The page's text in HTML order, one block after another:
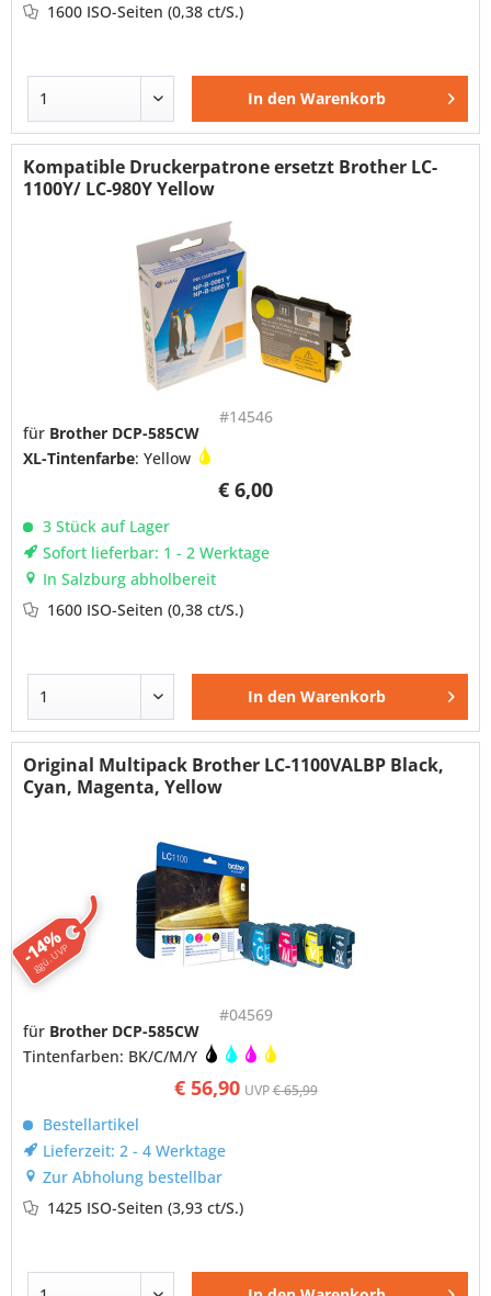
1600 ISO-Seiten(0,38 ct/S.)
In den Warenkorb
Kompatible Druckerpatrone ersetzt Brother LC-
1100Y/ LC-980Y Yellow
#14546
€ 6,00
für Brother DCP-585CW
XL-Tintenfarbe: Yellow
3 Stück auf Lager
Sofort lieferbar: 1 - 2 Werktage
In Salzburg abholbereit
1600 ISO-Seiten(0,38 ct/S.)
In den Warenkorb
-14%
ggü. UVP
Original Multipack Brother LC-1100VALBP Black,
Cyan, Magenta, Yellow
#04569
€ 56,90 UVP€ 65,99
für Brother DCP-585CW
Tintenfarben: BK/C/M/Y
Bestellartikel
Lieferzeit: 2 - 4 Werktage
Zur Abholung bestellbar
1425 ISO-Seiten(3,93 ct/S.)